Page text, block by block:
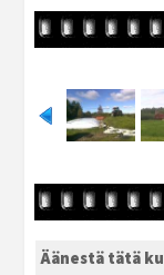
Äänestä tätä